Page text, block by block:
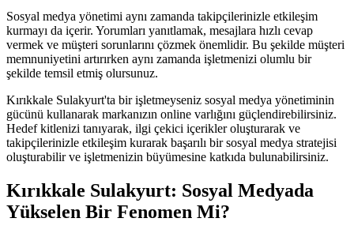
Sosyal medya yönetimi aynı zamanda takipçilerinizle etkileşim
kurmayı da içerir. Yorumları yanıtlamak, mesajlara hızlı cevap
vermek ve müşteri sorunlarını çözmek önemlidir. Bu şekilde müşteri
memnuniyetini artırırken aynı zamanda işletmenizi olumlu bir
şekilde temsil etmiş olursunuz.
Kırıkkale Sulakyurt'ta bir işletmeyseniz sosyal medya yönetiminin
gücünü kullanarak markanızın online varlığını güçlendirebilirsiniz.
Hedef kitlenizi tanıyarak, ilgi çekici içerikler oluşturarak ve
takipçilerinizle etkileşim kurarak başarılı bir sosyal medya stratejisi
oluşturabilir ve işletmenizin büyümesine katkıda bulunabilirsiniz.
Kırıkkale Sulakyurt: Sosyal Medyada
Yükselen Bir Fenomen Mi?